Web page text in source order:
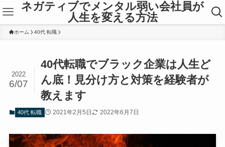
ネガティブでメンタル弱い会社員が
人生を変える方法
ホーム 40代 転職
40代転職でブラック企業は人生ど
ん底！見分け方と対策を経験者が
教えます
2022
6/07
40代 転職 2021年2月5日 2022年6月7日